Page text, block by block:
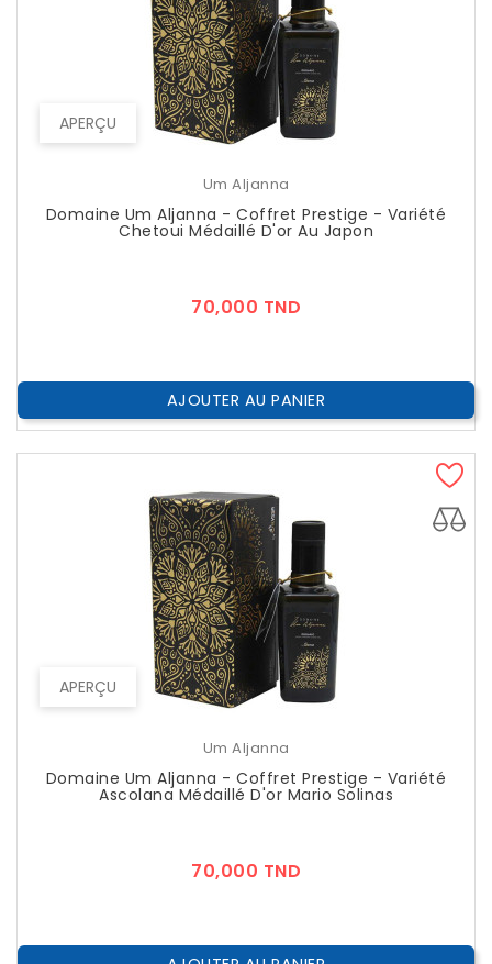
APERÇU
Um Aljanna
Domaine Um Aljanna - Coffret Prestige - Variété
Chetoui Médaillé D'or Au Japon
70,000 TND
AJOUTER AU PANIER
APERÇU
Um Aljanna
Domaine Um Aljanna - Coffret Prestige - Variété
Ascolana Médaillé D'or Mario Solinas
70,000 TND